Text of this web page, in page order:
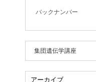
バックナンバー
集団遺伝学講座
アーカイブ